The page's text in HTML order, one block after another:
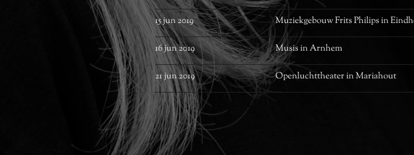
15 jun 2019 Muziekgebouw Frits Philipsin
16 jun 2019 Musisin Arnhem
21 jun 2019 Openluchttheaterin Mariahout